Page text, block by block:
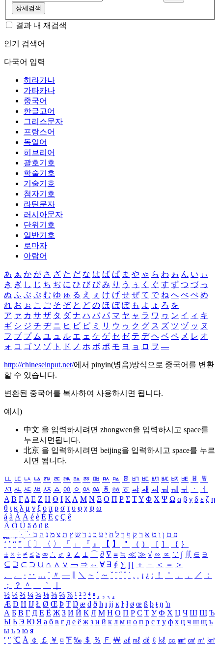
상세검색
결과 내 재검색
인기 검색어
다국어 입력
히라가나
가타카나
중국어
한글고어
그리스문자
프랑스어
독일어
히브리어
괄호기호
학술기호
기술기호
첨자기호
라틴문자
러시아문자
단위기호
일반기호
로마자
아랍어
あ ぁ か が さ ざ た だ な は ば ぱ ま や ゃ ら わ ゎ ん い ぃ
き ぎ し じ ち ぢ に ひ び ぴ み り う ぅ く ぐ す ず つ づ っ
ぬ ふ ぶ ぷ む ゆ ゅ る え ぇ け げ せ ぜ て で ね へ べ ぺ め
れ お ぉ こ ご そ ぞ と ど の ほ ぼ ぽ も よ ょ ろ を
ア ァ カ サ ザ タ ダ ナ ハ バ パ マ ヤ ャ ラ ワ ヮ ン イ ィ キ
ギ シ ジ チ ヂ ニ ヒ ビ ピ ミ リ ウ ゥ ク グ ス ズ ツ ヅ ッ ヌ
フ ブ プ ム ユ ュ ル エ ェ ケ ゲ セ ゼ テ デ ヘ ベ ペ メ レ オ
ォ コ ゴ ソ ゾ ト ド ノ ホ ボ ポ モ ヨ ョ ロ ヲ ―
http://chineseinput.net/에서 pinyin(병음)방식으로 중국어를 변환
할 수 있습니다.
변환된 중국어를 복사하여 사용하시면 됩니다.
예시)
中文 을 입력하시려면 zhongwen을 입력하시고 space를
누르시면됩니다.
北京 을 입력하시려면 beijing을 입력하시고 space를 누르
시면 됩니다.
ㅥ ㅦ ㅧ ㅨ ㅩ ㅪ ㅫ ㅬ ㅭ ㅮ ㅯ ㅰ ㅱ ㅲ ㅳ ㅴ ㅵ ㅶ ㅷ ㅸ
ㅹ
ㅺ ㅻ ㅼ ㅽ ㅾ ㅿ ㆀ ㆁ ㆂ ㆃ ㆄ ㆅ ㆆ ㆇ ㆈ ㆉ ㆊ ㆋ ㆌ ㆍ
ㆎ
Α Β ΓΔ Ε Ζ Η Θ Ι ΚΛ Μ Ν Ξ Ο Π Ρ Σ ΤΥ Φ Χ Ψ Ω α β γ δ ε ζ η
θ ι κ λ μ ν ξ ο π ρ σ τ υ φ χ ψ ω
á à Á À é è É È ç Ç ê
Ä Ö Ü ä ö ü ß
ִֶֹ ֻּ ׁׂ פ ם ן ו ט א ר ק ף ך ל ח י ע כ ג ד ש ץ ת צ מ נ ה ב
‘ ’ “ ” 〔 〕 〈 〉 「 」 『 』 【 】 ＂ （ ） ［ ］ ｛ ｝
± × ÷ ≠ ≤ ≥ ∞ ∴ ♂ ♀ ∠ ⊥ ⌒ ∂ ∇ ≡ ≒ ≪ ≫ √ ∽ ∝ ∵ ∫ ∬ ∈ ∋
⊆ ⊇ ⊂ ⊃ ∪ ∩ ∧ ∨ ￢ ⇒ ⇔ ∀ ∃ ∮ ∑ ∏ ＋ － ＜ ＝
＞
、
。 · ‥ … ¨ 〃 ― ＼ ∼ ´ ～ ˇ ˘ ˝ ˚ ˙ ¸ ¡ ¿ ː ！ ＇ ， ． ／
：
；
？ ＾ ｀
½ ⅓ ⅔ ¼ ¾ ⅛ ⅜ ⅝ ⅞ ¹ ² ³ ⁴ ⁿ ₁ ₂ ₃ ₄
Æ Ð Ħ Ĳ Ł Ø Œ Þ Ŧ Ŋ æ đ ð ħ ı ĳ ĸ ŀ ł ø œ ß þ ŧ ŋ ŉ
А Б В Г Д Е Ё Ж З И Й К Л М Н О П Р С Т У Ф Х Ц Ч Ш Щ Ъ
Ы Ь Э Ю Я а б в г д е ё ж з и й к л м н о п р с т у ф х ц ч ш щ ъ
ы ь э ю я
′ ″ ℃ Å ￠ ￡ ￥ ¤ ℉ ‰ ＄ ％ Ｆ ￦ ㎕ ㎖ ㎗ ℓ ㎘ ㏄ ㎣ ㎤ ㎥ ㎦